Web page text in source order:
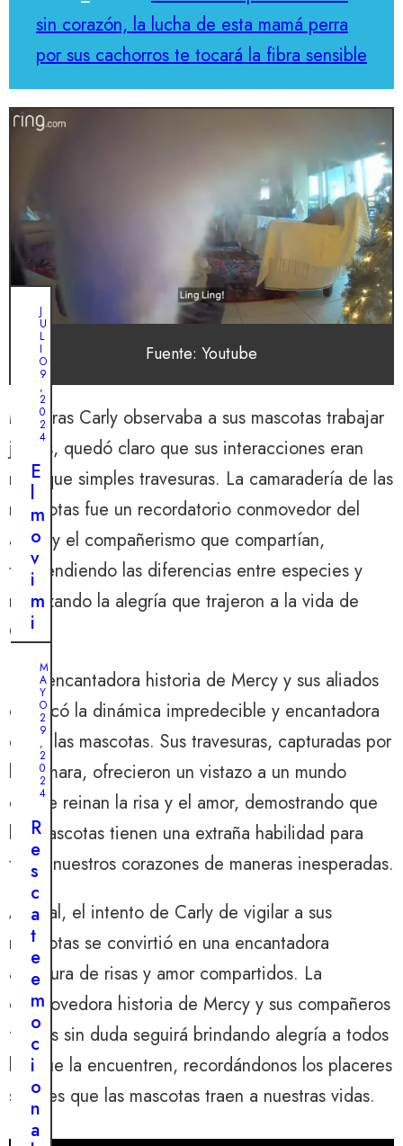
sin corazón, la lucha de esta mamá perra
por sus cachorros te tocará la fibra sensible
Fuente: Youtube
Mientras Carly observaba a sus mascotas trabajar
juntas, quedó claro que sus interacciones eran
más que simples travesuras. La camaradería de las
mascotas fue un recordatorio conmovedor del
amor y el compañerismo que compartían,
trascendiendo las diferencias entre especies y
reforzando la alegría que trajeron a la vida de
Carly.
Esta encantadora historia de Mercy y sus aliados
destacó la dinámica impredecible y encantadora
entre las mascotas. Sus travesuras, capturadas por
la cámara, ofrecieron un vistazo a un mundo
donde reinan la risa y el amor, demostrando que
las mascotas tienen una extraña habilidad para
tocar nuestros corazones de maneras inesperadas.
Al final, el intento de Carly de vigilar a sus
mascotas se convirtió en una encantadora
aventura de risas y amor compartidos. La
conmovedora historia de Mercy y sus compañeros
felinos sin duda seguirá brindando alegría a todos
los que la encuentren, recordándonos los placeres
simples que las mascotas traen a nuestras vidas.
J
U
L
I
O
9
,
2
0
2
4
E
l
m
o
v
i
m
i
e
n
o
d
e
c
o
l
a
d
e
u
n
p
e
r
r
o
h
e
r
M
A
Y
O
2
9
,
2
0
2
4
R
e
s
c
a
t
e
e
m
o
c
i
o
n
a